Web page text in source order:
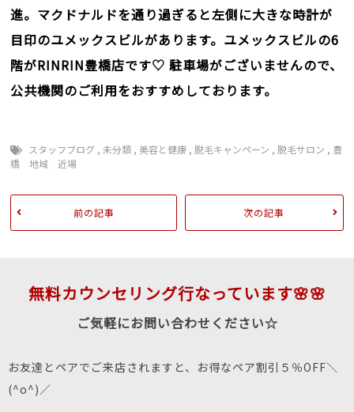
進。マクドナルドを通り過ぎると左側に大きな時計が
目印のユメックスビルがあります。ユメックスビルの6
階がRINRIN豊橋店です♡ 駐車場がございませんので、
公共機関のご利用をおすすめしております。
スタッフブログ ,未分類 ,美容と健康 ,脱毛キャンペーン ,脱毛サロン , 豊
橋 地域 近場
前の記事 次の記事
無料カウンセリング行なっています🌸🌸
ご気軽にお問い合わせください☆
お友達とペアでご来店されますと、お得なペア割引５％OFF＼
(^o^)／